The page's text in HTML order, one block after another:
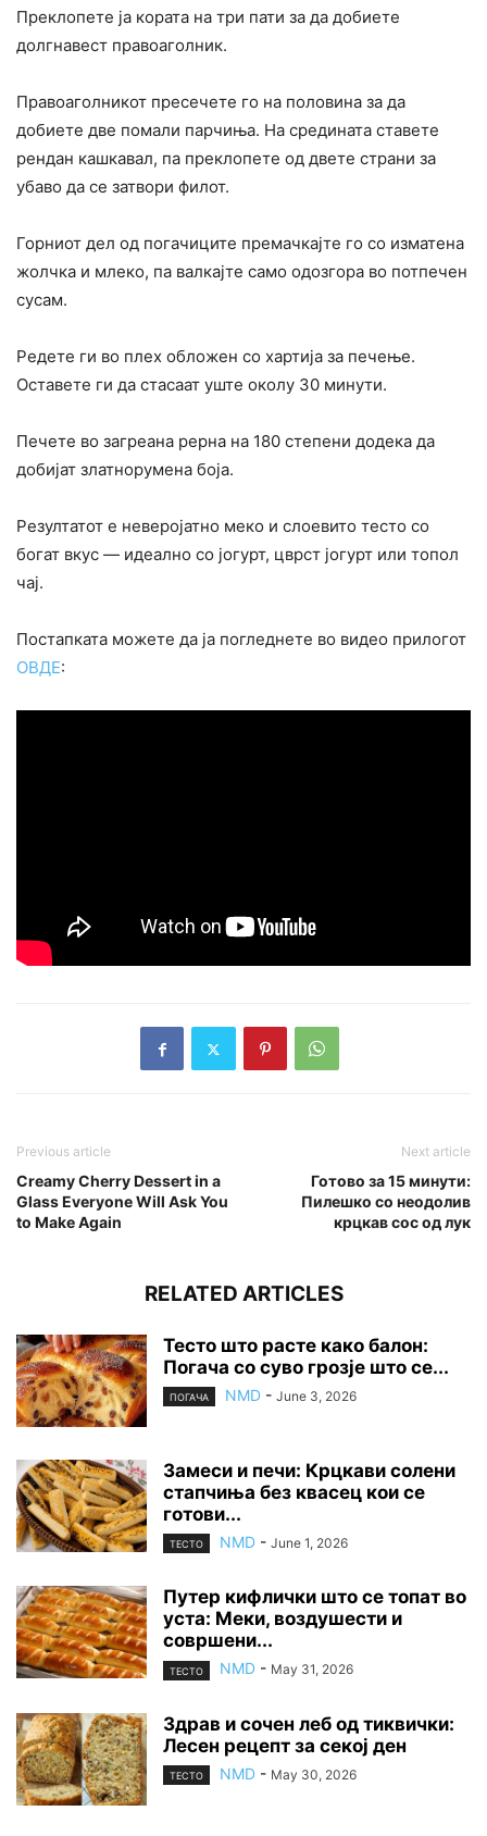
Преклопете ја кората на три пати за да добиете
долгнавест правоаголник.
Правоаголникот пресечете го на половина за да
добиете две помали парчиња. На средината ставете
рендан кашкавал, па преклопете од двете страни за
убаво да се затвори филот.
Горниот дел од погачиците премачкајте го со изматена
жолчка и млеко, па валкајте само одозгора во потпечен
сусам.
Редете ги во плех обложен со хартија за печење.
Оставете ги да стасаат уште околу 30 минути.
Печете во загреана рерна на 180 степени додека да
добијат златнорумена боја.
Резултатот е неверојатно меко и слоевито тесто со
богат вкус — идеално со јогурт, цврст јогурт или топол
чај.
Постапката можете да ја погледнете во видео прилогот
ОВДЕ:
Previous article
Creamy Cherry Dessert in a
Glass Everyone Will Ask You
to Make Again
Next article
Готово за 15 минути:
Пилешко со неодолив
крцкав сос од лук
RELATED ARTICLES
Тесто што расте како балон:
Погача со суво грозје што се...
ПОГАЧА NMD - June 3, 2026
Замеси и печи: Крцкави солени
стапчиња без квасец кои се
готови...
ТЕСТО NMD - June 1, 2026
Путер кифлички што се топат во
уста: Меки, воздушести и
совршени...
ТЕСТО NMD - May 31, 2026
Здрав и сочен леб од тиквички:
Лесен рецепт за секој ден
ТЕСТО NMD - May 30, 2026